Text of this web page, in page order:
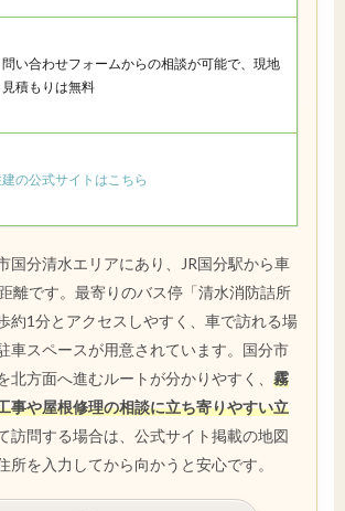
い合わせフォームからの相談が可能で、現地
積もりは無料
の公式サイトはこちら
国分清水エリアにあり、JR国分駅から車
離です。最寄りのバス停「清水消防詰所
約1分とアクセスしやすく、車で訪れる場
車スペースが用意されています。国分市
北方面へ進むルートが分かりやすく、 霧
事や屋根修理の相談に立ち寄りやすい立
訪問する場合は、公式サイト掲載の地図
所を入力してから向かうと安心です。